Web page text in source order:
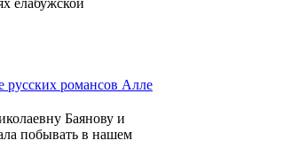
елабужской
русских романсов Алле
Баянову и
побывать в нашем